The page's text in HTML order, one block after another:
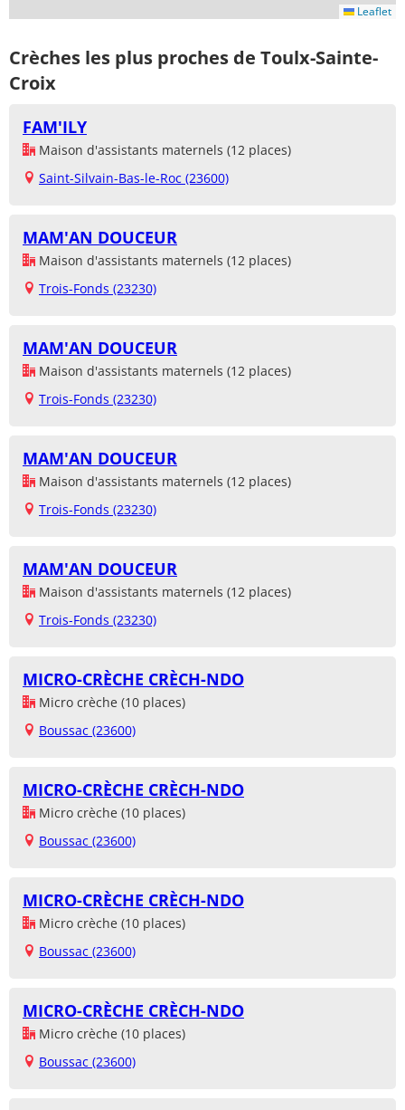
Leaflet
Crèches les plus proches de Toulx-Sainte-
Croix
FAM'ILY
Maison d'assistants maternels (12 places)
Saint-Silvain-Bas-le-Roc (23600)
MAM'AN DOUCEUR
Maison d'assistants maternels (12 places)
Trois-Fonds (23230)
MAM'AN DOUCEUR
Maison d'assistants maternels (12 places)
Trois-Fonds (23230)
MAM'AN DOUCEUR
Maison d'assistants maternels (12 places)
Trois-Fonds (23230)
MAM'AN DOUCEUR
Maison d'assistants maternels (12 places)
Trois-Fonds (23230)
MICRO-CRÈCHE CRÈCH-NDO
Micro crèche (10 places)
Boussac (23600)
MICRO-CRÈCHE CRÈCH-NDO
Micro crèche (10 places)
Boussac (23600)
MICRO-CRÈCHE CRÈCH-NDO
Micro crèche (10 places)
Boussac (23600)
MICRO-CRÈCHE CRÈCH-NDO
Micro crèche (10 places)
Boussac (23600)